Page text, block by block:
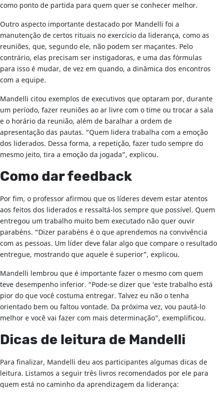
como ponto de partida para quem quer se conhecer melhor.
Outro aspecto importante destacado por Mandelli foi a
manutenção de certos rituais no exercício da liderança, como as
reuniões, que, segundo ele, não podem ser maçantes. Pelo
contrário, elas precisam ser instigadoras, e uma das fórmulas
para isso é mudar, de vez em quando, a dinâmica dos encontros
com a equipe.
Mandelli citou exemplos de executivos que optaram por, durante
um período, fazer reuniões ao ar livre com o time ou trocar a sala
e o horário da reunião, além de baralhar a ordem de
apresentação das pautas. “Quem lidera trabalha com a emoção
dos liderados. Dessa forma, a repetição, fazer tudo sempre do
mesmo jeito, tira a emoção da jogada”, explicou.
Como dar feedback
Por fim, o professor afirmou que os líderes devem estar atentos
aos feitos dos liderados e ressaltá-los sempre que possível. Quem
entregou um trabalho muito bem executado não quer ouvir
parabéns. “Dizer parabéns é o que aprendemos na convivência
com as pessoas. Um líder deve falar algo que compare o resultado
entregue, mostrando que aquele é superior”, explicou.
Mandelli lembrou que é importante fazer o mesmo com quem
teve desempenho inferior. “Pode-se dizer que ‘este trabalho está
pior do que você costuma entregar. Talvez eu não o tenha
orientado bem ou faltou vontade. Da próxima vez, vou pautá-lo
melhor e você vai fazer com mais determinação”, exemplificou.
Dicas de leitura de Mandelli
Para finalizar, Mandelli deu aos participantes algumas dicas de
leitura. Listamos a seguir três livros recomendados por ele para
quem está no caminho da aprendizagem da liderança: